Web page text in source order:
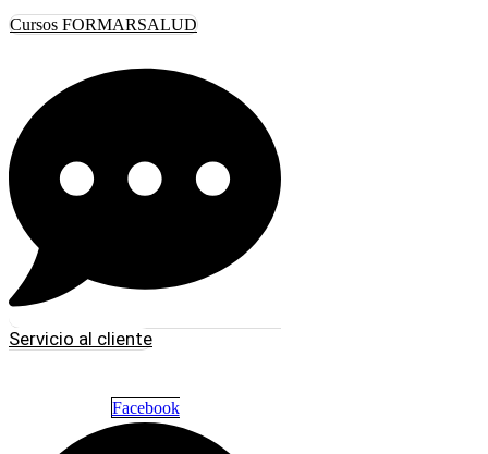
Cursos FORMARSALUD
Servicio al cliente
Facebook